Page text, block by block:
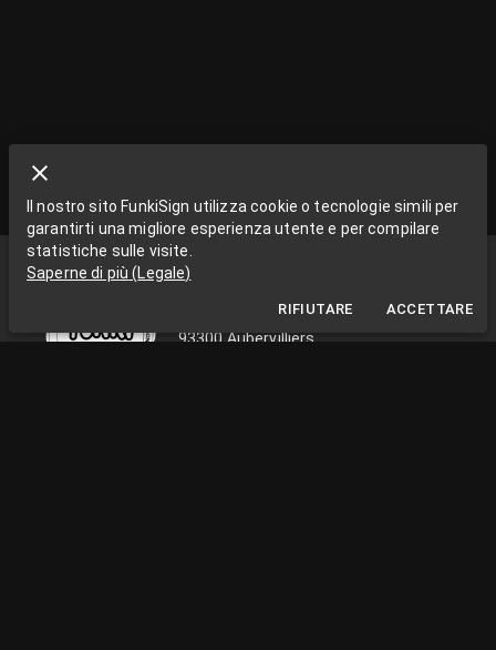
Funki Sign
La Grange aux rêves, 3 bis rue Chapon
93300 Aubervilliers
Il nostro sito FunkiSign utilizza cookie o tecnologie simili per
garantirti una migliore esperienza utente e per compilare
statistiche sulle visite.
Saperne di più (Legale)
RIFIUTARE ACCETTARE